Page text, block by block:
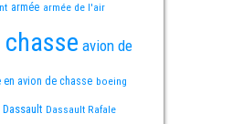
armée armée de l'air
avion de
en avion de chasse boeing
Dassault Dassault Rafale